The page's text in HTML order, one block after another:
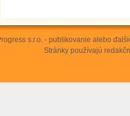
s.r.o. - publikovanie alebo
Stránky používajú